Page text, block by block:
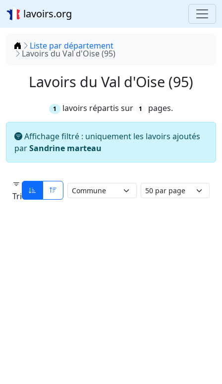
lavoirs.org
Accueil
Liste par département
Lavoirs du Val d'Oise (95)
Lavoirs du Val d'Oise (95)
1 lavoirs répartis sur 1 pages.
Affichage filtré : uniquement les lavoirs ajoutés
parSandrine marteau
Tri